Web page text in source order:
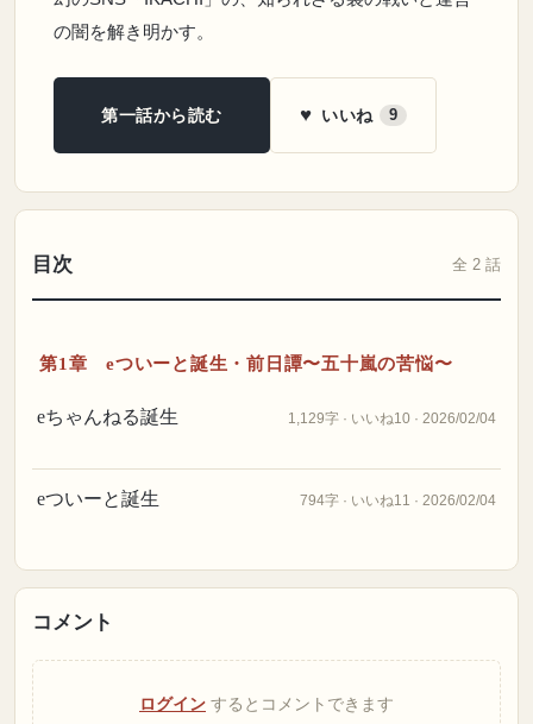
の闇を解き明かす。
第一話から読む ♥ いいね 9
目次 全 2 話
第1章 eついーと誕生・前日譚〜五十嵐の苦悩〜
eちゃんねる誕生 1,129字 · いいね10 · 2026/02/04
eついーと誕生 794字 · いいね11 · 2026/02/04
コメント
ログイン するとコメントできます